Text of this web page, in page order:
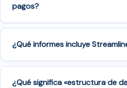
pagos?
¿Qué informes incluye
¿Qué significa «estructura de